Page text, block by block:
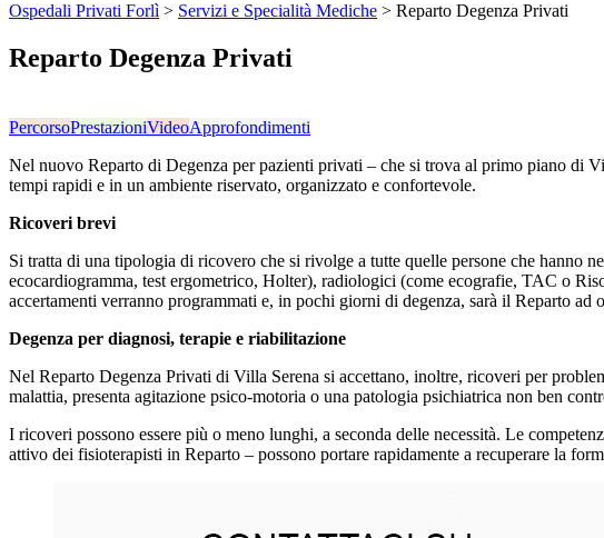
Ospedali Privati Forlì > Servizi e Specialità Mediche > Reparto Degenza Privati
Reparto Degenza Privati
PercorsoPrestazioniVideoApprofondimenti
Nel nuovo Reparto di Degenza per pazienti privati – che si trova al primo piano di
tempi rapidi e in un ambiente riservato, organizzato e confortevole.
Ricoveri brevi
Si tratta di una tipologia di ricovero che si rivolge a tutte quelle persone che hanno
ecocardiogramma, test ergometrico, Holter), radiologici (come ecografie, TAC o
accertamenti verranno programmati e, in pochi giorni di degenza, sarà il Reparto
Degenza per diagnosi, terapie e riabilitazione
Nel Reparto Degenza Privati di Villa Serena si accettano, inoltre, ricoveri per
malattia, presenta agitazione psico-motoria o una patologia psichiatrica non ben
I ricoveri possono essere più o meno lunghi, a seconda delle necessità. Le
attivo dei fisioterapisti in Reparto – possono portare rapidamente a recuperare la